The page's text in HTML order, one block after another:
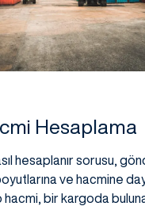
Hesaplama
hesaplanır sorusu,
ve hacmine
hacmi, bir kargoda